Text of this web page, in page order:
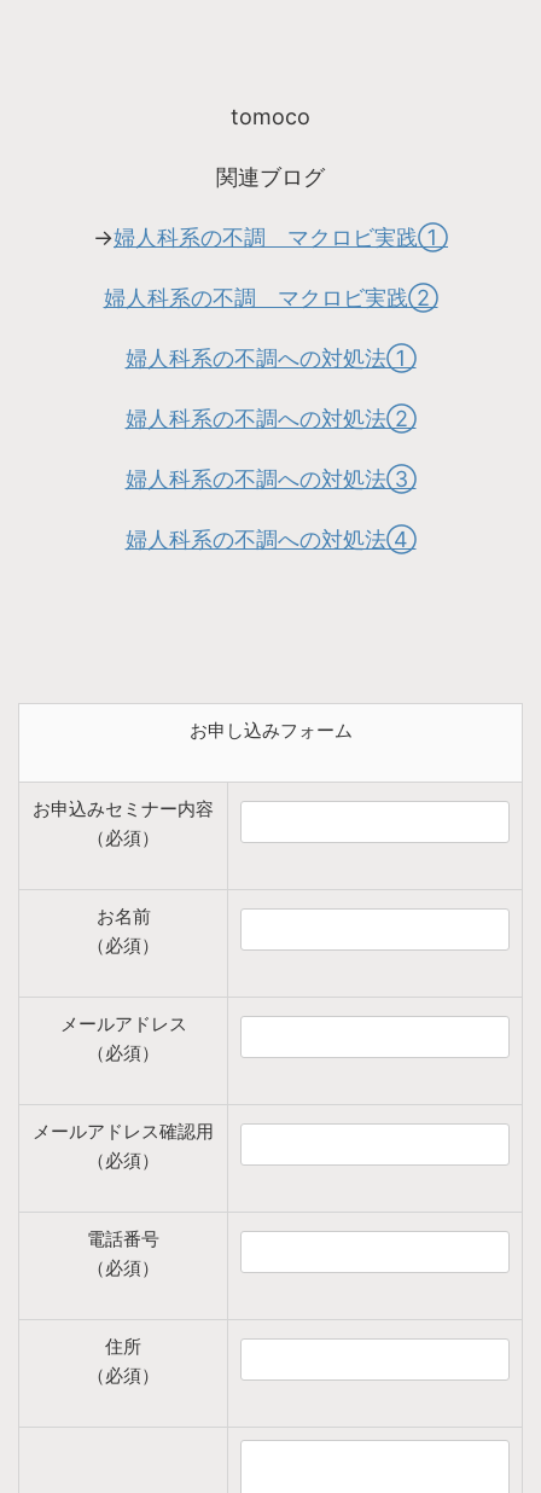
tomoco
関連ブログ
→婦人科系の不調 マクロビ実践①
婦人科系の不調 マクロビ実践②
婦人科系の不調への対処法①
婦人科系の不調への対処法②
婦人科系の不調への対処法③
婦人科系の不調への対処法④
お申し込みフォーム
お申込みセミナー内容
（必須）
お名前
（必須）
メールアドレス
（必須）
メールアドレス確認用
（必須）
電話番号
（必須）
住所
（必須）